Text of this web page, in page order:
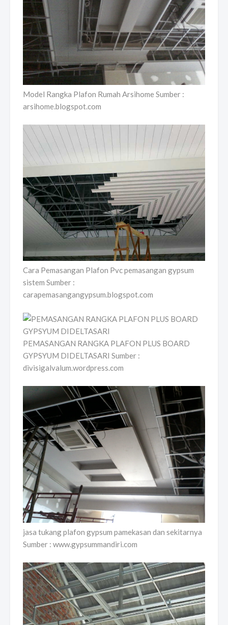
Model Rangka Plafon Rumah Arsihome Sumber :
arsihome.blogspot.com
Cara Pemasangan Plafon Pvc pemasangan gypsum
sistem Sumber :
carapemasangangypsum.blogspot.com
PEMASANGAN RANGKA PLAFON PLUS BOARD
GYPSYUM DIDELTASARI Sumber :
divisigalvalum.wordpress.com
jasa tukang plafon gypsum pamekasan dan sekitarnya
Sumber : www.gypsummandiri.com